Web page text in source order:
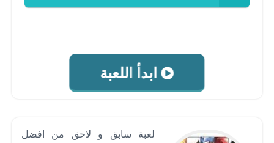
ابدأ اللعبة
لعبة سابق و لاحق من افضل